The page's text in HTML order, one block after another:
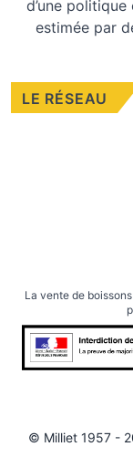
d’une
estimée par
LE RÉSEAU
La vente de
© Milliet1957 -